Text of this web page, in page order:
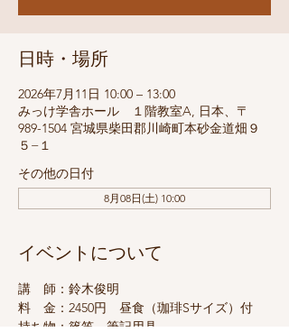
日時・場所
2026年7月11日 10:00 – 13:00
みっけ学舎ホール １階教室A, 日本、〒
989-1504 宮城県柴田郡川崎町本砂金道畑９
５−１
その他の日付
8月08日(土) 10:00
イベントについて
講　師：鈴木俊明
料　金：2450円　昼食（珈琲Sサイズ）付
持ち物：篠笛、筆記用具